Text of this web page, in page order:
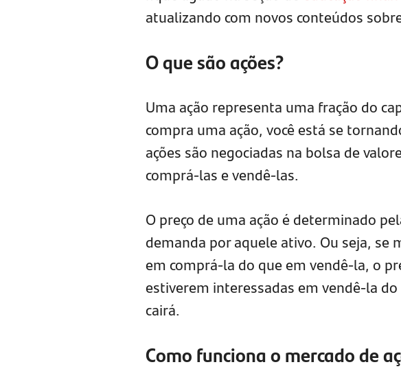
atualizando com novos conteúdos
O que são ações?
Uma ação representa uma fração do
compra uma ação, você está se
ações são negociadas na bolsa de
comprá-las e vendê-las.
O preço de uma ação é determinado
demanda por aquele ativo. Ou seja, se
em comprá-la do que em vendê-la, o
estiverem interessadas em vendê-la
cairá.
Como funciona o mercado de